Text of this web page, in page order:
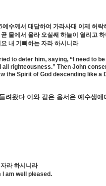
예수께서 대답하여 가라사대 이제 허락
물에서 올라 오실쌔 하늘이 열리고
내 기뻐하는 자라 하시니라
to deter him, saying, “I need to
righteousness.” Then John
the Spirit of God descending like a
들려왔다 이와 같은 음서은 예수생애
자라 하시니라
am well pleased.